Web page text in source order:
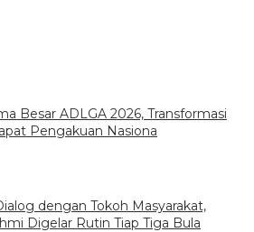
Besar ADLGA 2026, Transformasi
Pengakuan Nasiona
dengan Tokoh Masyarakat,
Digelar Rutin Tiap Tiga Bula